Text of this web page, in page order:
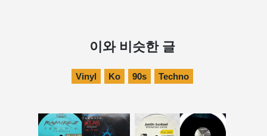
이와 비슷한 글
Vinyl Ko 90s Techno